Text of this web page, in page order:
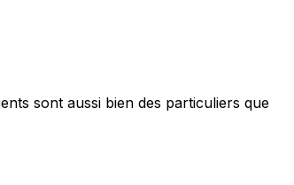
sont aussi bien des particuliers que